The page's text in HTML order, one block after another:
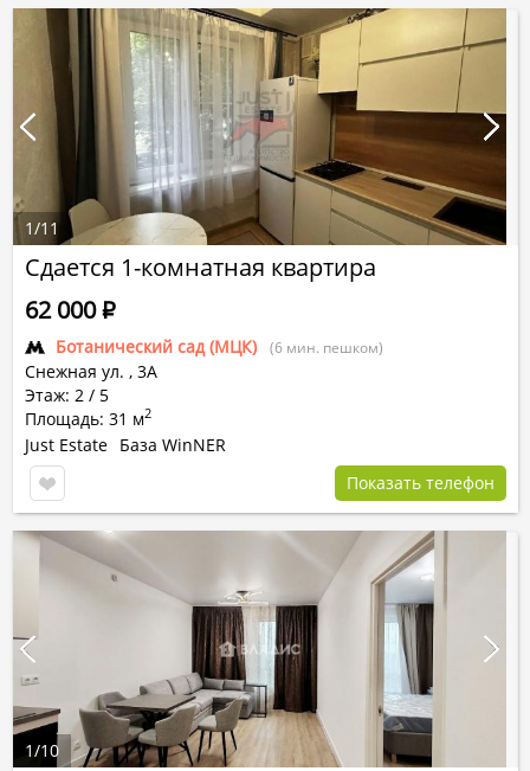
Сдается 1-комнатная квартира
Ботанический сад (МЦК) (6 мин. пешком)
Снежная ул. , 3А
Этаж: 2 / 5
Площадь: 31 м2
62 000Р
Just Estate База WinNER
Показать телефон
1/11
1/10